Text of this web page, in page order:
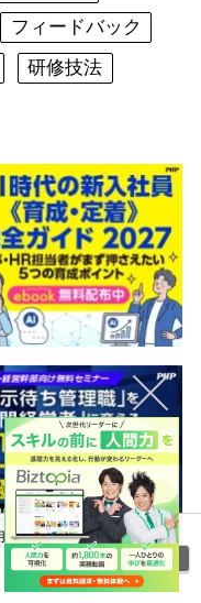
フィードバック
研修技法
に関する詳
閉じる